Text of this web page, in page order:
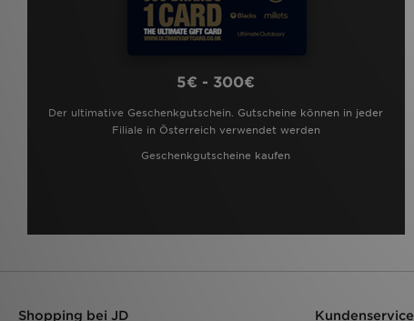
5€ - 300€
Der ultimative Geschenkgutschein. Gutscheine können in jeder
Filiale in Österreich verwendet werden
Geschenkgutscheine kaufen
Shopping bei JD Kundenservice